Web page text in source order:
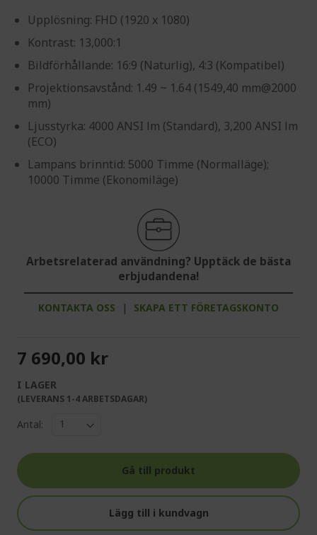
Upplösning: FHD (1920 x 1080)
Kontrast: 13,000:1
Bildförhållande: 16:9 (Naturlig), 4:3 (Kompatibel)
Projektionsavstånd: 1.49 ~ 1.64 (1549,40 mm@2000
mm)
Ljusstyrka: 4000 ANSI lm (Standard), 3,200 ANSI lm
(ECO)
Lampans brinntid: 5000 Timme (Normalläge);
10000 Timme (Ekonomiläge)
Arbetsrelaterad användning? Upptäck de bästa
erbjudandena!
KONTAKTA OSS | SKAPA ETT FÖRETAGSKONTO
7 690,00 kr
I LAGER
(LEVERANS 1-4 ARBETSDAGAR)
Antal:
Gå till produkt
Lägg till i kundvagn